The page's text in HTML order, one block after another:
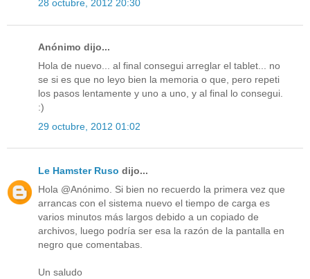
28 octubre, 2012 20:30
Anónimo dijo...
Hola de nuevo... al final consegui arreglar el tablet... no
se si es que no leyo bien la memoria o que, pero repeti
los pasos lentamente y uno a uno, y al final lo consegui.
:)
29 octubre, 2012 01:02
Le Hamster Ruso dijo...
Hola @Anónimo. Si bien no recuerdo la primera vez que
arrancas con el sistema nuevo el tiempo de carga es
varios minutos más largos debido a un copiado de
archivos, luego podría ser esa la razón de la pantalla en
negro que comentabas.
Un saludo